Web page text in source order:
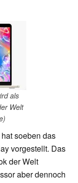
als
Welt
soeben das
vorgestellt. Das
der Welt
aber dennoch